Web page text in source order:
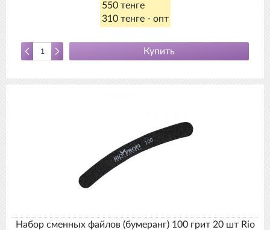
550 тенге
310 тенге - опт
Купить
Набор сменных файлов (бумеранг) 100 грит 20 шт Rio